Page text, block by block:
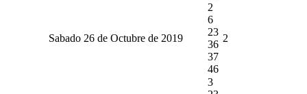
Sabado 26 de Octubre de 2019
2
6
23
36
37
46
2
3